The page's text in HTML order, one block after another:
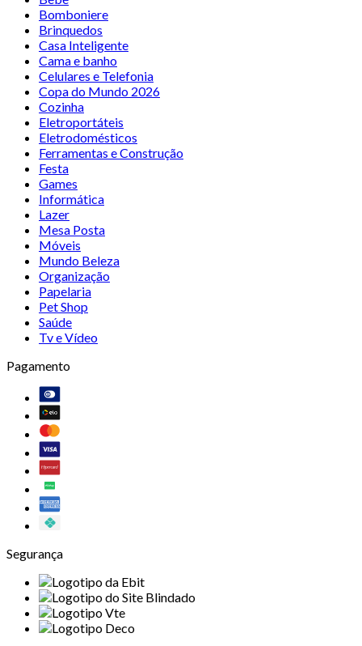
Bomboniere
Brinquedos
Casa Inteligente
Cama e banho
Celulares e Telefonia
Copa do Mundo 2026
Cozinha
Eletroportáteis
Eletrodomésticos
Ferramentas e Construção
Festa
Games
Informática
Lazer
Mesa Posta
Móveis
Mundo Beleza
Organização
Papelaria
Pet Shop
Saúde
Tv e Vídeo
Pagamento
Segurança